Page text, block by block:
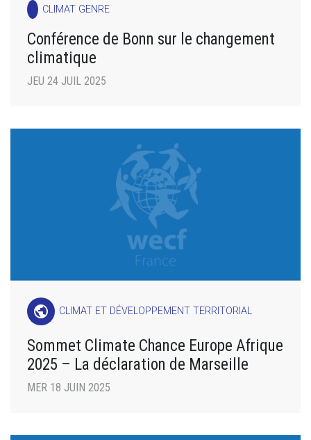
CLIMAT GENRE
Conférence de Bonn sur le changement
climatique
JEU 24 JUIL 2025
public CLIMAT ET DÉVELOPPEMENT TERRITORIAL
Sommet Climate Chance Europe Afrique
2025 – La déclaration de Marseille
MER 18 JUIN 2025